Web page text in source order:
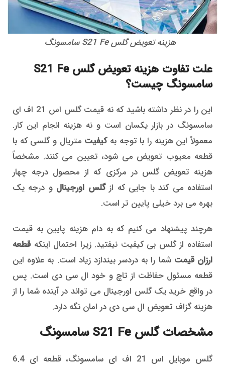
هزینه تعویض گلس S21 Fe سامسونگ
علت تفاوت هزینه تعویض گلس S21 Fe
سامسونگ چیست؟
این را در نظر داشته باشید که نه قیمت گلس اس 21 اف ای
سامسونگ در بازار یکسان است و نه هزینه انجام این کار.
معمولاً این هزینه را با توجه بهکیفیت متریال و گلسی که با
قطعه معیوب تعویض می شود، تعیین می کنند. مشخصاً
هزینه تعویض گلس در مرکزی که از محصول درجه چهار
استفاده می کند با جایی که ازگلس اورجینال و درجه یک
بهره می برد خیلی پایین تر است.
هرچند پیشنهاد می کنیم که به دام هزینه پایین به قیمت
استفاده از گلس بی کیفیت نیفتید. زیرا احتمال اینکهقطعه
ارزان قیمت شما را به دردسر بیندازد زیاد است. به علاوه این
قطعه مسئول حفاظت از تاچ و خود ال سی دی است. پس
در واقع خرید یک گلس اورجینال می تواند در آینده شما را از
هزینه گزاف تعویض ال سی دی در امان نگه دارد.
مشخصات گلس S21 Fe سامسونگ
گلس موبایل اس 21 اف ای سامسونگ، قطعه ای 6.4